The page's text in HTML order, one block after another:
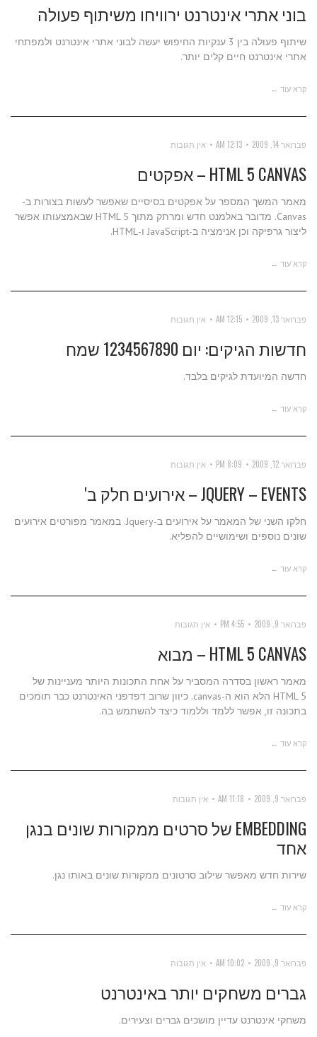
בוני אתרי אינטרנט ירוויחו משיתוף פעולה
שיתוף פעולה בין 3 ענקיות החיפוש יעשה לבוני אתרי אינטרנט ולמפתחי
אתרי אינטרנט חיים קלים יותר.
קרא עוד ←
פברואר 14, 2009 12:13 AM אין תגובות
HTML 5 CANVAS – אפקטים
מאמר המשך המספר על אפקטים בסיסיים שאפשר לעשות בצורות ב-
Canvas. מדובר באלמנט חדש ומרתק מתוך HTML 5 שבאמצעותו אפשר
ליצור גרפיקה וכן אנימציה ב-JavaScript ו-HTML.
קרא עוד ←
פברואר 13, 2009 12:15 AM אין תגובות
חדשות הגיקים: יום 1234567890 שמח
חדשה המיועדת לגיקים בלבד.
קרא עוד ←
פברואר 12, 2009 8:09 PM אין תגובות
JQUERY – EVENTS – אירועים חלק ב'
חלקו השני של המאמר על אירועים ב-Jquery. במאמר מפורטים אירועים
שונים נוספים ושימושיים להפליא.
קרא עוד ←
פברואר 9, 2009 4:55 PM אין תגובות
HTML 5 CANVAS – מבוא
מאמר ראשון בסדרה המסביר על אחת התכונות היותר מעניינות של
HTML 5 הלא הוא ה-canvas. כיוון שרוב דפדפני האינטרנט כבר תומכים
בתכונה זו, אפשר ללמד וללמוד כיצד להשתמש בה.
קרא עוד ←
פברואר 9, 2009 11:18 AM אין תגובות
EMBEDDING של סרטים ממקורות שונים בנגן
אחד
שירות חדש מאפשר שילוב סרטונים ממקורות שונים באותו נגן.
קרא עוד ←
פברואר 9, 2009 10:02 AM אין תגובות
גברים משחקים יותר באינטרנט
משחקי אינטרנט עדיין מושכים גברים וצעירים.